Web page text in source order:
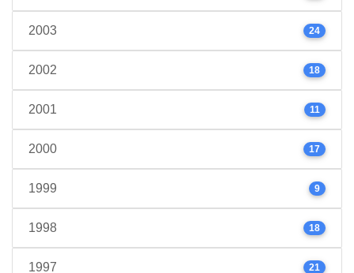
2003 24
2002 18
2001 11
2000 17
1999 9
1998 18
1997 21